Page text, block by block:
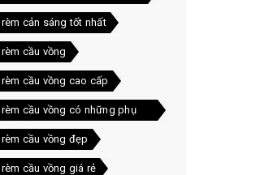
rèm cản sáng tốt nhất
rèm cầu vồng
rèm cầu vồng cao cấp
rèm cầu vồng có những phụ
kiện gì
rèm cầu vồng đẹp
rèm cầu vồng giá rẻ